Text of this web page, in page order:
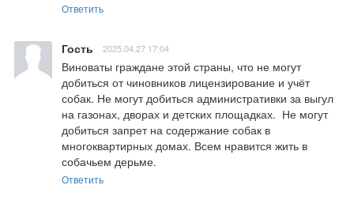
Ответить
Гость 2025.04.27 17:04
Виноваты граждане этой страны, что не могут
добиться от чиновников лицензирование и учёт
собак. Не могут добиться административки за выгул
на газонах, дворах и детских площадках.  Не могут
добиться запрет на содержание собак в
многоквартирных домах. Всем нравится жить в
собачьем дерьме.
Ответить